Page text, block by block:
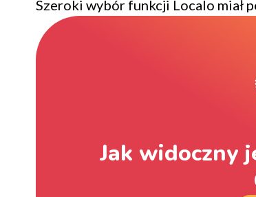
Szeroki wybór funkcji Localo miał
Jak widoczny